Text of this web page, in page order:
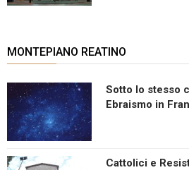
MONTEPIANO REATINO
Sotto lo stesso
Ebraismo in
Cattolici e